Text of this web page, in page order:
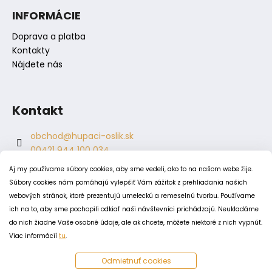
Aj my používame súbory cookies, aby sme vedeli, ako to na našom webe žije.
Súbory cookies nám pomáhajú vylepšiť Vám zážitok z prehliadania našich
webových stránok, ktoré prezentujú umeleckú a remeselnú tvorbu. Používame
ich na to, aby sme pochopili odkiaľ naši návštevníci prichádzajú. Neukladáme
do nich žiadne Vaše osobné údaje, ale ak chcete, môžete niektoré z nich vypnúť.
Viac informácií tu.
Odmietnuť cookies
INFORMÁCIE
Doprava a platba
Kontakty
Nájdete nás
Kontakt
obchod@hupaci-oslik.sk
00421 944 100 034
00421 944 904 704
hupaci.oslik
dagmar.juricova
PODMIENKY
Obchodné podmienky
Odstúpenie od zmluvy